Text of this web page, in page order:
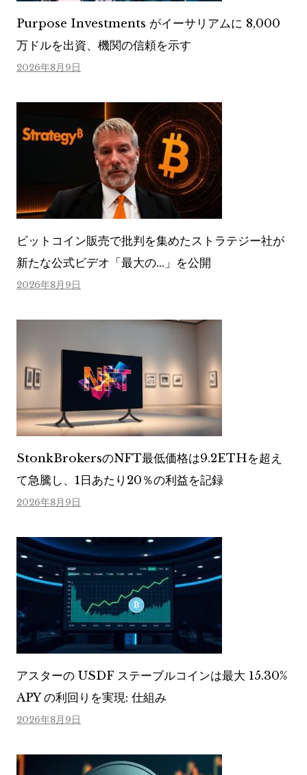
Purpose Investments がイーサリアムに 8,000
万ドルを出資、機関の信頼を示す
2026年8月9日
ビットコイン販売で批判を集めたストラテジー社が
新たな公式ビデオ「最大の…」を公開
2026年8月9日
StonkBrokersのNFT最低価格は9.2ETHを超え
て急騰し、1日あたり20％の利益を記録
2026年8月9日
アスターの USDF ステーブルコインは最大 15.30%
APY の利回りを実現: 仕組み
2026年8月9日